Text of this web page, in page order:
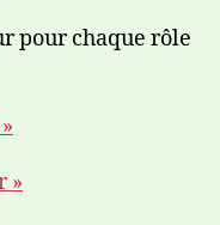
pour chaque rôle
»